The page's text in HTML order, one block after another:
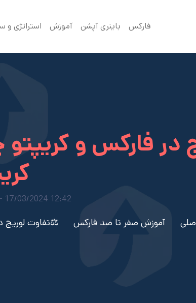
فارکس باینری آپشن آموزش استراتژی و
در فارکس و
12:42 17/03/2024 -
آموزش صفر تا صد فارکس ⚖️تفاوت لوریج